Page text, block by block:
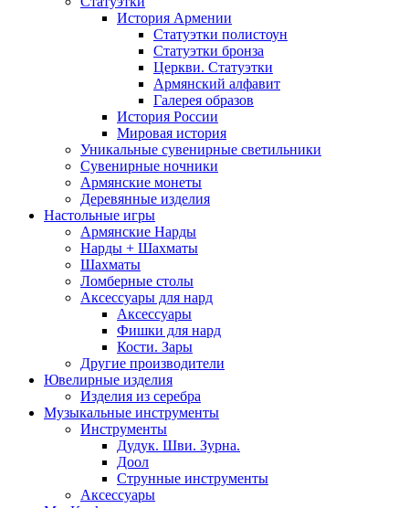
История Армении
Статуэтки полистоун
Статуэтки бронза
Церкви. Статуэтки
Армянский алфавит
Галерея образов
История России
Мировая история
Уникальные сувенирные светильники
Сувенирные ночники
Армянские монеты
Деревянные изделия
Настольные игры
Армянские Нарды
Нарды + Шахматы
Шахматы
Ломберные столы
Аксессуары для нард
Аксессуары
Фишки для нард
Кости. Зары
Другие производители
Ювелирные изделия
Изделия из серебра
Музыкальные инструменты
Инструменты
Дудук. Шви. Зурна.
Доол
Струнные инструменты
Аксессуары